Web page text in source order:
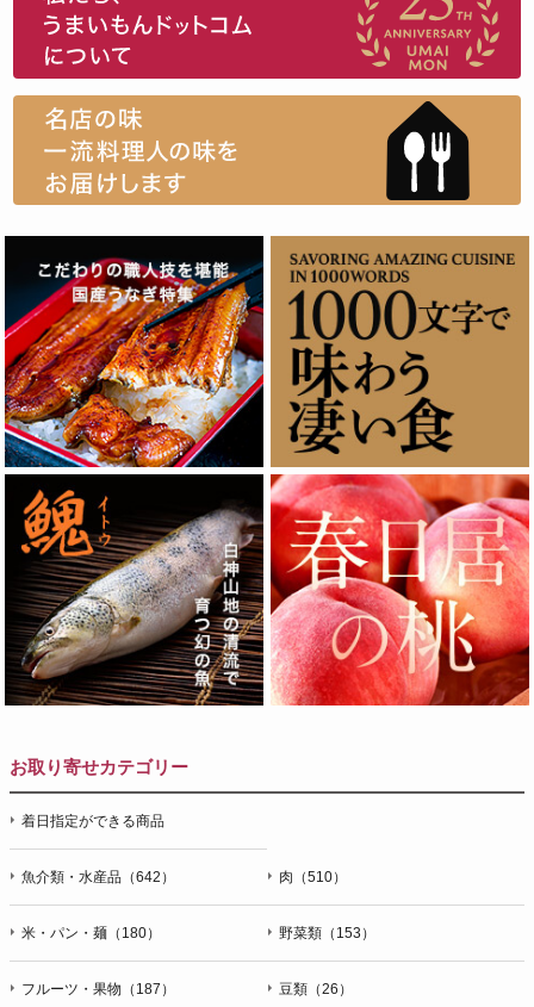
お取り寄せカテゴリー
着日指定ができる商品
魚介類・水産品（642） 肉（510）
米・パン・麺（180） 野菜類（153）
フルーツ・果物（187） 豆類（26）